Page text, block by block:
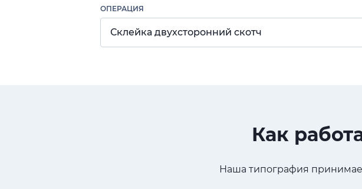
ОПЕРАЦИЯ
Склейка двухсторонний скотч
Как
Наша типография